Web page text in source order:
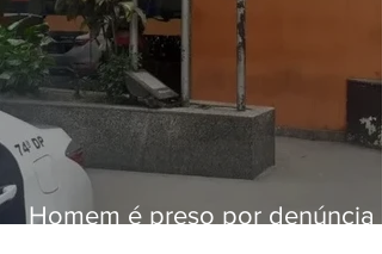
Homem é preso por denúncia